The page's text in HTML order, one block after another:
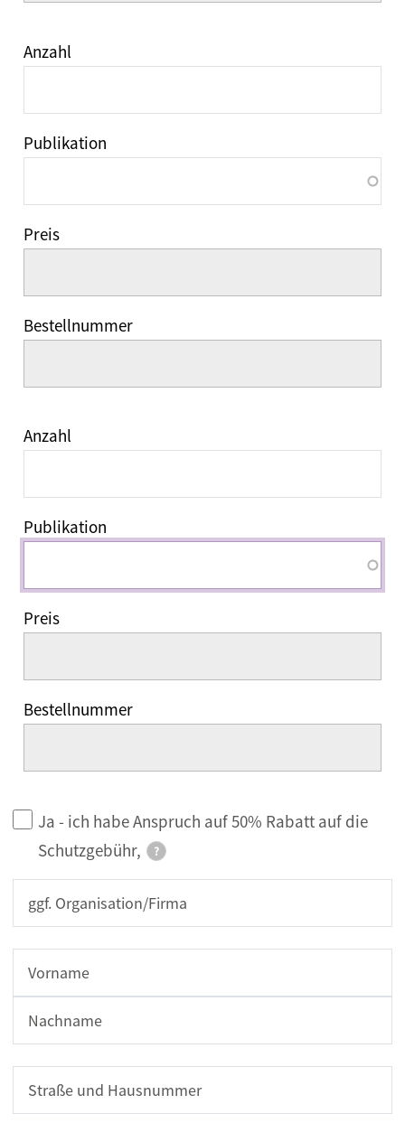
Anzahl
Publikation
Preis
Bestellnummer
Anzahl
Publikation
Preis
Bestellnummer
Ja - ich habe Anspruch auf 50% Rabatt auf die
Schutzgebühr,
?
Name
Adresse